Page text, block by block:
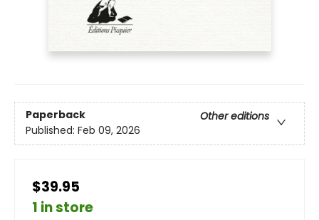
Paperback
Other editions
Published: Feb 09, 2026
$39.95
1 in store